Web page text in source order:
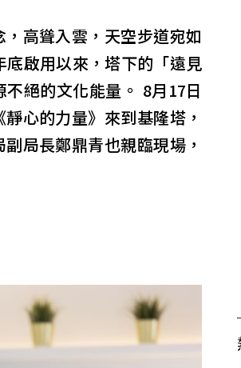
高聳入雲，天空步道宛如
啟用以來，塔下的「遠見
絕的文化能量。 8月17日
心的力量》來到基隆塔，
局長鄭鼎青也親臨現場，